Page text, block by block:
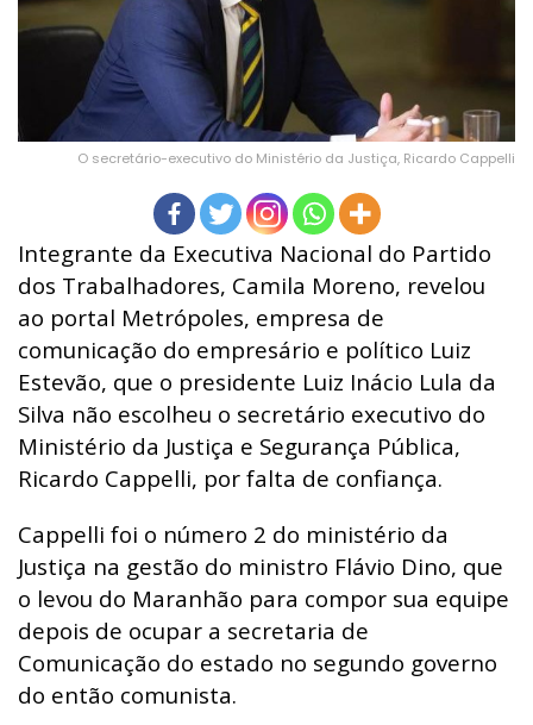
O secretário-executivo do Ministério da Justiça, Ricardo Cappelli
Integrante da Executiva Nacional do Partido
dos Trabalhadores, Camila Moreno, revelou
ao portal Metrópoles, empresa de
comunicação do empresário e político Luiz
Estevão, que o presidente Luiz Inácio Lula da
Silva não escolheu o secretário executivo do
Ministério da Justiça e Segurança Pública,
Ricardo Cappelli, por falta de confiança.
Cappelli foi o número 2 do ministério da
Justiça na gestão do ministro Flávio Dino, que
o levou do Maranhão para compor sua equipe
depois de ocupar a secretaria de
Comunicação do estado no segundo governo
do então comunista.